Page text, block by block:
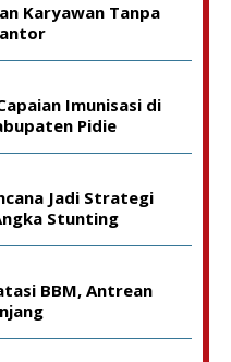
Karyawan Tanpa
Imunisasi di
Pidie
Jadi Strategi
Stunting
BBM, Antrean